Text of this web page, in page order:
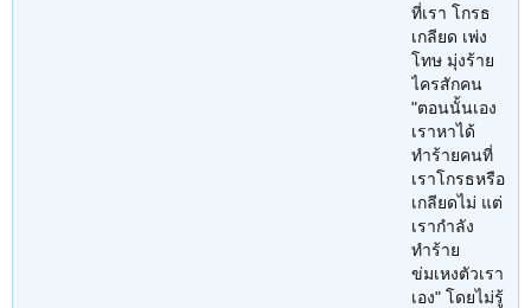
ที่เรา โกรธ
เกลียด เพ่ง
โทษ มุ่งร้าย
ไครสักคน
"ตอนนั้นเอง
เราหาได้
ทำร้ายคนที่
เราโกรธหรือ
เกลียดไม่ แต่
เรากำลัง
ทำร้าย
ข่มเหงตัวเรา
เอง" โดยไม่รู้